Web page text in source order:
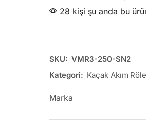
28 kişi şu anda bu
SKU: VMR3-250-SN2
Kategori: Kaçak Akım
Marka